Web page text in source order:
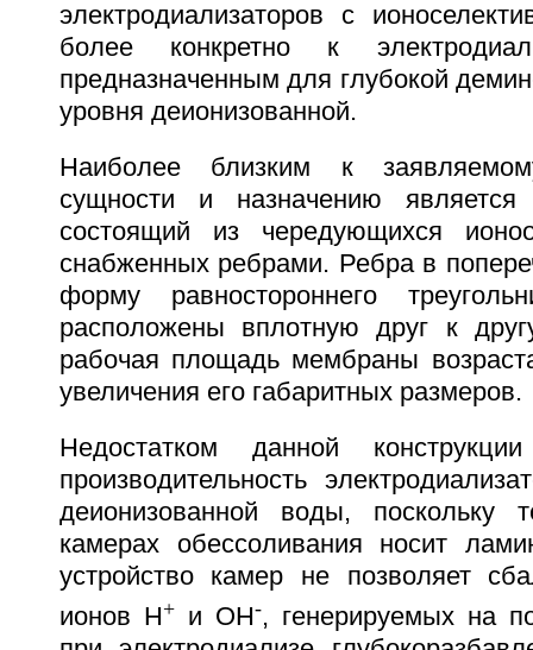
электродиализаторов с
более конкретно к
предназначенным для глубокой
уровня деионизованной.
Наиболее близким к
сущности и назначению является
состоящий из чередующихся
снабженных ребрами. Ребра в
форму равностороннего
расположены вплотную друг к
рабочая площадь мембраны
увеличения его габаритных размеров.
Недостатком данной
производительность
деионизованной воды, поскольку
камерах обессоливания носит
устройство камер не позволяет
ионов Н+и ОН-, генерируемых на